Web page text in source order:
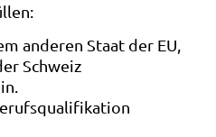
anderen Staat der EU,
Schweiz